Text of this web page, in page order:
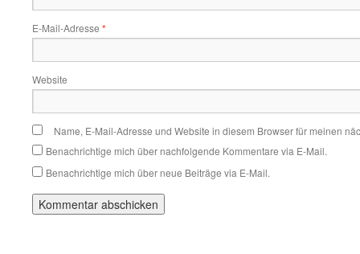
E-Mail-Adresse *
Website
Name, E-Mail-Adresse und Website in diesem Browser für meinen
Benachrichtige mich über nachfolgende Kommentare via E-Mail.
Benachrichtige mich über neue Beiträge via E-Mail.